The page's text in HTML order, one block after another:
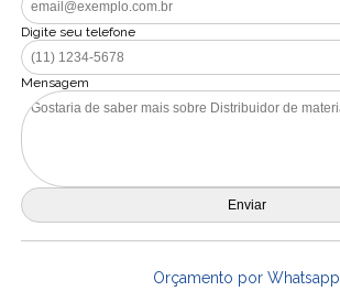
Digite seu telefone
Mensagem
Orçamento por Whatsapp